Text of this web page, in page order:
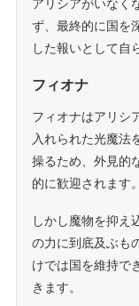
アリシアがいなく
ず、最終的に国を
した報いとして自
フィオナ
フィオナはアリシ
入れられた光魔法
操るため、外見的
的に歓迎されます。
しかし魔物を抑え
の力に到底及ぶも
けでは国を維持で
きます。